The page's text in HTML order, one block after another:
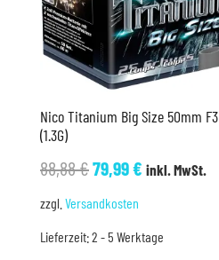
Nico Titanium Big Size 50mm F3
(1.3G)
88,88€Ursprünglicher
Preis
88,88 €
79,99€Aktueller
79,99 €.
inkl. MwSt.
zzgl. Versandkosten
Lieferzeit:2 - 5 Werktage